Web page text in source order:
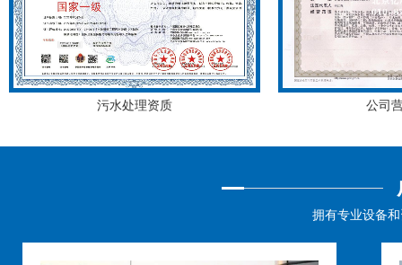
污水处理资质 公司
拥有专业设备